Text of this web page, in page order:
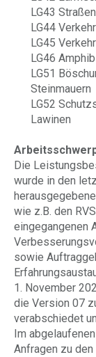
LG43
LG44
LG45
LG46
LG51
Steinmauern
LG52
Lawinen
Die
wurde in den
wie z.B. den
eingegangenen
sowie
1. November
die Version 07
verabschiedet
Im
Anfragen zu